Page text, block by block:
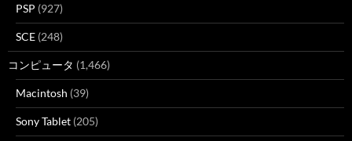
PSP (927)
SCE (248)
コンピュータ (1,466)
Macintosh (39)
Sony Tablet (205)